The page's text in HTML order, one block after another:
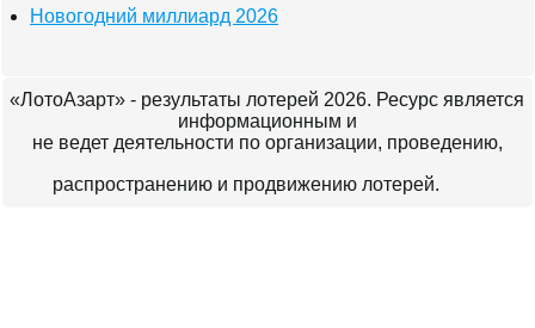
Новогодний миллиард 2026
«ЛотоАзарт» - результаты лотерей 2026. Ресурс является
информационным и
не ведет деятельности по организации, проведению,
распространению и продвижению лотерей.